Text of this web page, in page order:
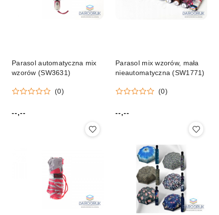
Parasol automatyczna mix
wzorów (SW3631)
(0)
Cena:
--,--
Parasol mix wzorów, mała
nieautomatyczna (SW1771)
(0)
Cena:
--,--